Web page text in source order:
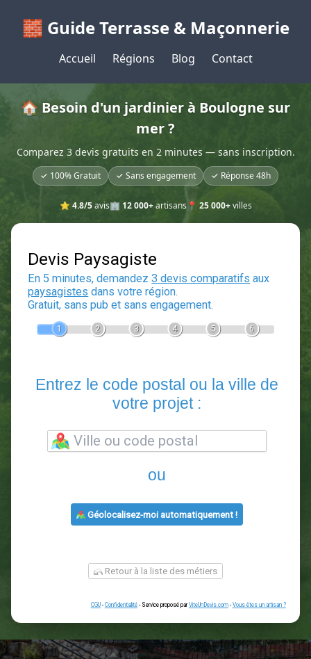
🧱 Guide Terrasse & Maçonnerie
Accueil Régions Blog Contact
🏠 Besoin d'un jardinier à Boulogne sur
mer ?
Comparez 3 devis gratuits en 2 minutes — sans inscription.
✓ 100% Gratuit ✓ Sans engagement ✓ Réponse 48h
⭐ 4.8/5avis🏢 12 000+artisans📍 25 000+villes
Devis Paysagiste
En 5 minutes, demandez3 devis comparatifs
2 3
Entrez le code postal ou la
ou